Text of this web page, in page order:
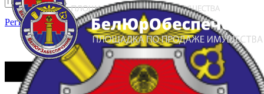
Регистрация Вход